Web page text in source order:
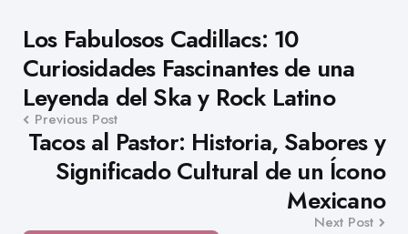
Post
navigation
Los Fabulosos Cadillacs: 10
Curiosidades Fascinantes de una
Leyenda del Ska y Rock Latino
Previous Post
Tacos al Pastor: Historia, Sabores y
Significado Cultural de un Ícono
Mexicano
Next Post